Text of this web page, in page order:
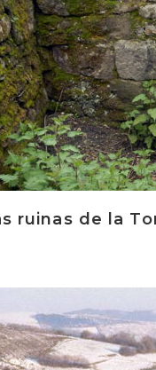
ruinas de la